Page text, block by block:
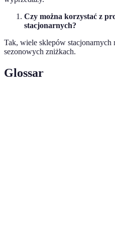
Czy można korzystać z
stacjonarnych?
Tak, wiele sklepów stacjonarnych
sezonowych zniżkach.
Glossar